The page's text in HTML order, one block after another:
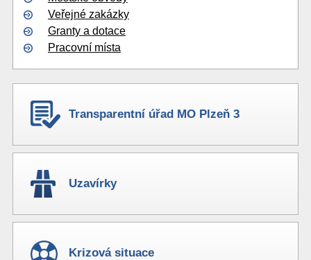
Veřejné zakázky
Granty a dotace
Pracovní místa
Transparentní úřad MO Plzeň 3
Uzavírky
Krizová situace